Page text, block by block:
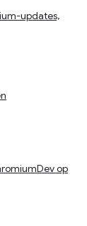
updates,
op